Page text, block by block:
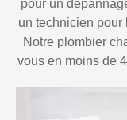
pour un
un technicien
Notre plombier
vous en moins de